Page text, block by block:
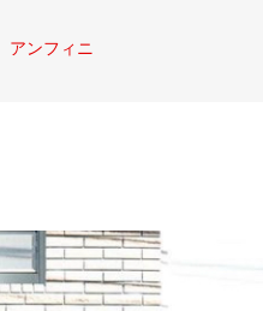
アンフィニ